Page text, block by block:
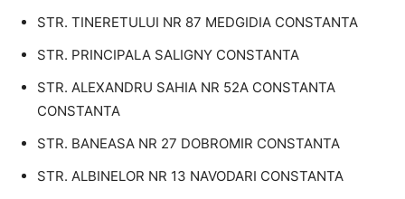
STR. TINERETULUI NR 87 MEDGIDIA CONSTANTA
STR. PRINCIPALA SALIGNY CONSTANTA
STR. ALEXANDRU SAHIA NR 52A CONSTANTA
CONSTANTA
STR. BANEASA NR 27 DOBROMIR CONSTANTA
STR. ALBINELOR NR 13 NAVODARI CONSTANTA